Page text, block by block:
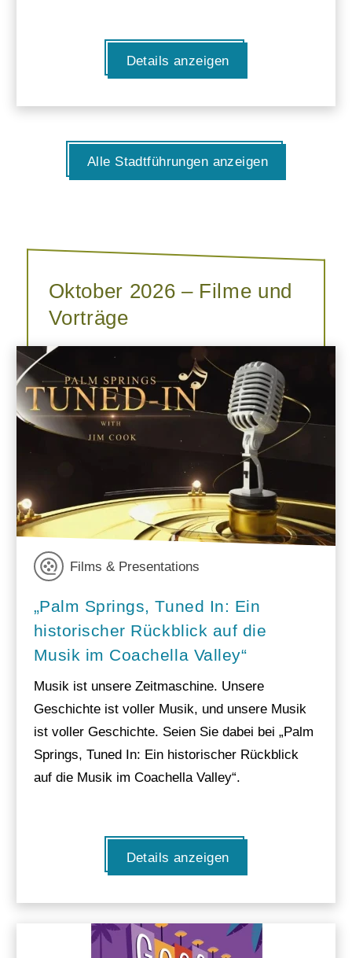
Details anzeigen
Alle Stadtführungen anzeigen
Oktober 2026 – Filme und
Vorträge
Films & Presentations
„Palm Springs, Tuned In: Ein
historischer Rückblick auf die
Musik im Coachella Valley“
Musik ist unsere Zeitmaschine. Unsere
Geschichte ist voller Musik, und unsere Musik
ist voller Geschichte. Seien Sie dabei bei „Palm
Springs, Tuned In: Ein historischer Rückblick
auf die Musik im Coachella Valley“.
Details anzeigen